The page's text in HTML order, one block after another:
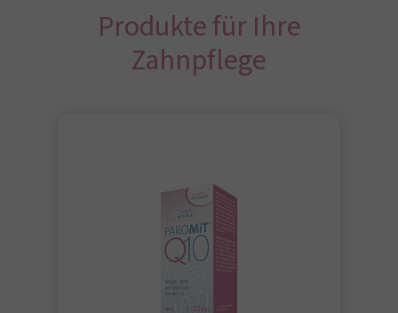
Produkte für Ihre
Zahnpflege